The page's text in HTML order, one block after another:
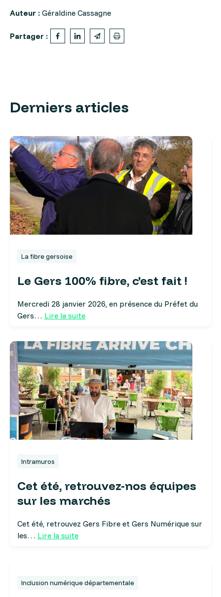
Auteur : Géraldine Cassagne
Partager :
Derniers articles
La fibre gersoise
Le Gers 100% fibre, c’est fait !
Mercredi 28 janvier 2026, en présence du Préfet du
Gers… Lire la suite
Intramuros
Cet été, retrouvez-nos équipes
sur les marchés
Cet été, retrouvez Gers Fibre et Gers Numérique sur
les… Lire la suite
Inclusion numérique départementale